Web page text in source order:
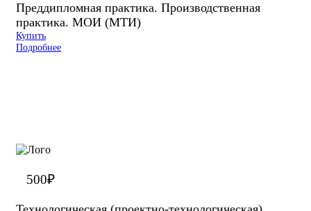
Преддипломная практика. Производственная
практика. МОИ (МТИ)
Купить
Подробнее
500₽